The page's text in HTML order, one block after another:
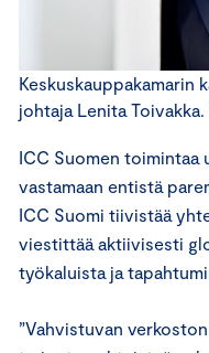
Keskuskauppakamarin
johtaja Lenita Toivakka.
ICC Suomen toimintaa
vastamaan entistä
ICC Suomi tiivistää
viestittää aktiivisesti
työkaluista ja
”Vahvistuvan